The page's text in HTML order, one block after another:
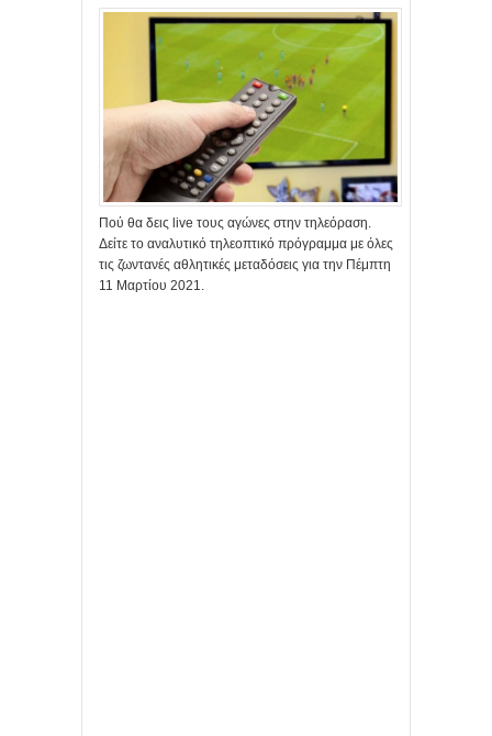
Πού θα δεις live τους αγώνες στην τηλεόραση.
Δείτε το αναλυτικό τηλεοπτικό πρόγραμμα με όλες
τις ζωντανές αθλητικές μεταδόσεις για την Πέμπτη
11 Μαρτίου 2021.